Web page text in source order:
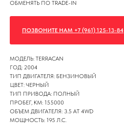
ОБМЕНЯТЬ ПО TRADE-IN
ПОЗВОНИТЕ НАМ +7 (961) 125-13-84
МОДЕЛЬ: TERRACAN
ГОД: 2004
ТИП ДВИГАТЕЛЯ: БЕНЗИНОВЫЙ
ЦВЕТ: ЧЕРНЫЙ
ТИП ПРИВОДА: ПОЛНЫЙ
ПРОБЕГ, КМ: 155000
ОБЪЕМ ДВИГАТЕЛЯ: 3.5 AT 4WD
МОЩНОСТЬ: 195 Л.С.